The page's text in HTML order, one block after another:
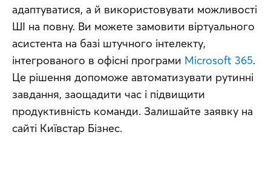
адаптуватися, а й використовувати можливості
ШІ на повну. Ви можете замовити віртуального
асистента на базі штучного інтелекту,
інтегрованого в офісні програми Microsoft 365.
Це рішення допоможе автоматизувати рутинні
завдання, заощадити час і підвищити
продуктивність команди. Залишайте заявку на
сайті Київстар Бізнес.